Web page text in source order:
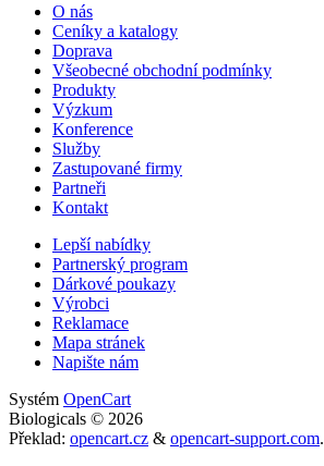
O nás
Ceníky a katalogy
Doprava
Všeobecné obchodní podmínky
Produkty
Výzkum
Konference
Služby
Zastupované firmy
Partneři
Kontakt
Lepší nabídky
Partnerský program
Dárkové poukazy
Výrobci
Reklamace
Mapa stránek
Napište nám
Systém OpenCart
Biologicals © 2026
Překlad: opencart.cz & opencart-support.com.